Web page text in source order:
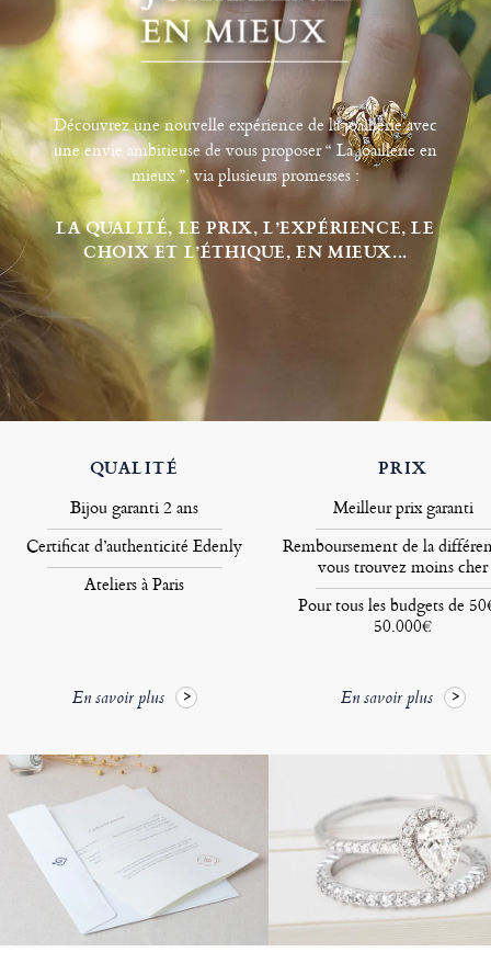
Découvrez une nouvelle expérience de la joaillerie avec
une envie ambitieuse de vous proposer “ La joaillerie en
mieux ”, via plusieurs promesses :
LA QUALITÉ, LE PRIX, L’EXPÉRIENCE, LE
CHOIX ET L’ÉTHIQUE, EN MIEUX...
QUALITÉ
Bijou garanti 2 ans
Certificat d’authenticité Edenly
Ateliers à Paris
En savoir plus
PRIX
Meilleur prix garanti
Remboursement de la
vous trouvez moins cher
Pour tous les budgets de
50.000€
En savoir plus